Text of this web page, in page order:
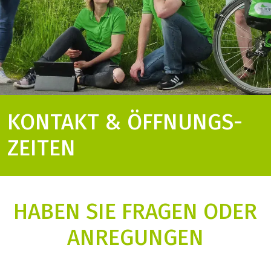
KONTAKT & ÖFFNUNGS­
ZEITEN
HABEN SIE FRAGEN ODER
ANREGUNGEN